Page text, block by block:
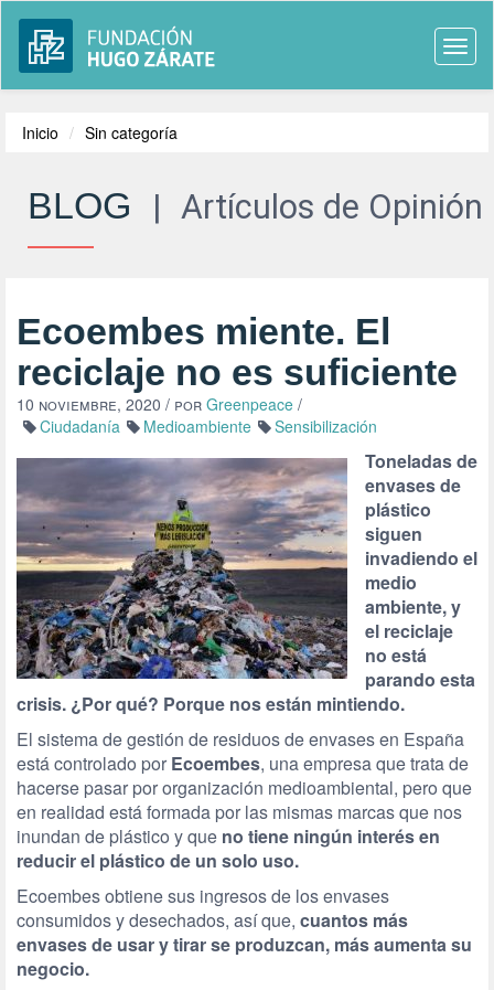
Inicio Sin categoría
BLOG | Artículos de Opinión
Ecoembes miente. El
reciclaje no es suficiente
10 noviembre, 2020 / por Greenpeace /
Ciudadanía
Medioambiente Sensibilización
Toneladas de
envases de
plástico
siguen
invadiendo el
medio
ambiente, y
el reciclaje
no está
parando esta
crisis. ¿Por qué? Porque nos están mintiendo.
El sistema de gestión de residuos de envases en España
está controlado por Ecoembes, una empresa que trata de
hacerse pasar por organización medioambiental, pero que
en realidad está formada por las mismas marcas que nos
inundan de plástico y que no tiene ningún interés en
reducir el plástico de un solo uso.
Ecoembes obtiene sus ingresos de los envases
consumidos y desechados, así que, cuantos más
envases de usar y tirar se produzcan, más aumenta su
negocio.